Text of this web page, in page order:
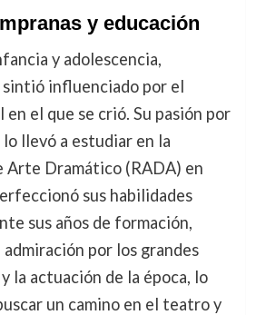
y educación
y adolescencia,
influenciado por el
el que se crió. Su pasión por
llevó a estudiar en la
Arte Dramático (RADA) en
sus habilidades
sus años de formación,
por los grandes
la actuación de la época, lo
un camino en el teatro y